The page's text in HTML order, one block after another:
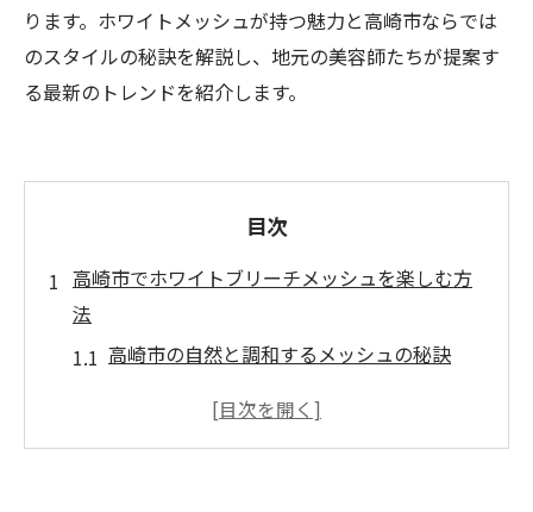
ります。ホワイトメッシュが持つ魅力と高崎市ならでは
のスタイルの秘訣を解説し、地元の美容師たちが提案す
る最新のトレンドを紹介します。
目次
高崎市でホワイトブリーチメッシュを楽しむ方
法
高崎市の自然と調和するメッシュの秘訣
ホワイトメッシュで叶える透明感のある髪